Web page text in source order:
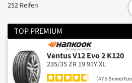
252 Reifen
TOP PREMIUM
Ventus V12 Evo 2 K120
235/35 ZR 19 91Y XL
475